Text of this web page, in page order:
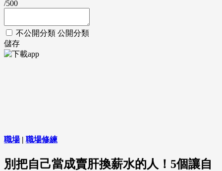
/500
不公開分類 公開分類
儲存
職場| 職場修練
別把自己當成賣肝換薪水的人！5個讓自